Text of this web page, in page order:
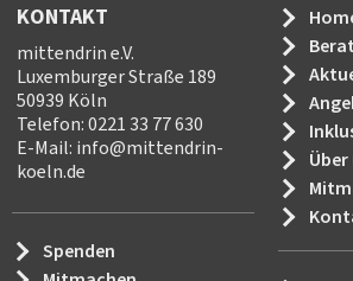
KONTAKT
mittendrin e.V.
Luxemburger Straße 189
50939 Köln
Telefon: 0221 33 77 630
E-Mail: info@mittendrin-
koeln.de
Spenden